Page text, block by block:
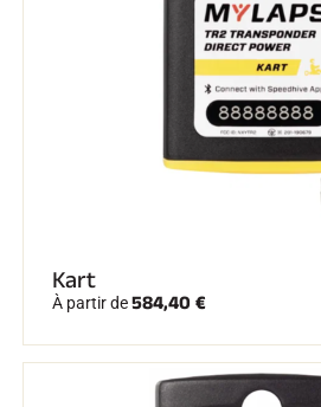
Kart
À partir de584,40 €